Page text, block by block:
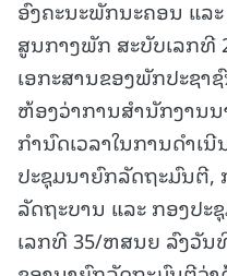
ອົງຄະນະພັກນະຄອນ ແລ
ສູນກາງພັກ ສະບັບເລກທີ
ເອກະສານຂອງພັກປະຊາ
ຫ້ອງວ່າການສຳນັກງານ
ກຳນົດເວລາໃນການດຳເ
ປະຊຸມນາຍົກລັດຖະມົນຕີ,
ລັດຖະບານ ແລະ ກອງປະ
ເລກທີ 35/ຫສນຍ ລົງວັນ